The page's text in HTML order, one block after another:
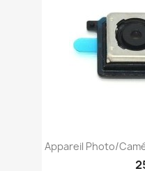
Appareil Photo/